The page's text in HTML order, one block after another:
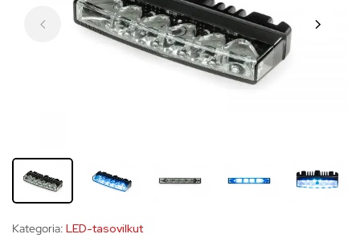
Kategoria: LED-tasovilkut